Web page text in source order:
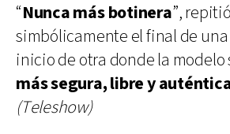
“Nunca más botinera”,
simbólicamente el final de
inicio de otra donde la modelo
más segura, libre y
(Teleshow)